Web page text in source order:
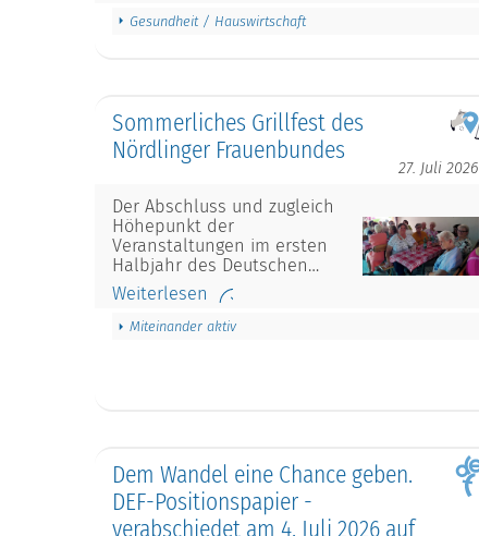
Gesundheit / Hauswirtschaft
Sommerliches Grillfest des
Nördlinger Frauenbundes
27. Juli 2026
Der Abschluss und zugleich
Höhepunkt der
Veranstaltungen im ersten
Halbjahr des Deutschen…
Weiterlesen
Miteinander aktiv
Dem Wandel eine Chance geben.
DEF-Positionspapier -
verabschiedet am 4. Juli 2026 auf